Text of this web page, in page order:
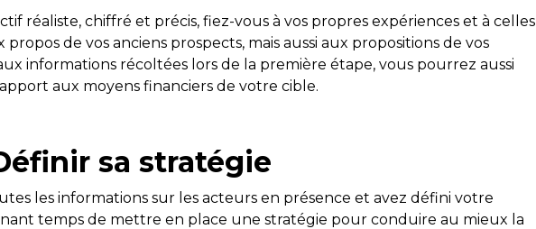
réaliste, chiffré et précis, fiez-vous à vos propres expériences et à celles
propos de vos anciens prospects, mais aussi aux propositions de vos
informations récoltées lors de la première étape, vous pourrez aussi
aux moyens financiers de votre cible.
sa stratégie
les informations sur les acteurs en présence et avez défini votre
temps de mettre en place une stratégie pour conduire au mieux la